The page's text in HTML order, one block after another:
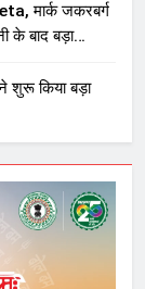
मार्क जकरबर्ग
के बाद बड़ा
शुरू किया बड़ा